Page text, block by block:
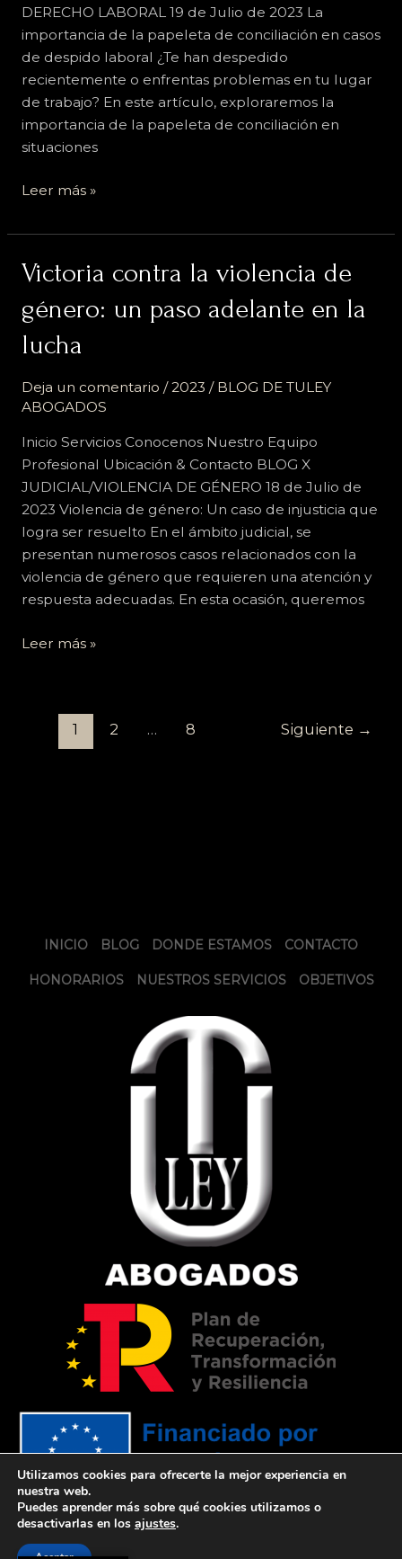
DERECHO LABORAL 19 de Julio de 2023 La
importancia de la papeleta de conciliación en casos
de despido laboral ¿Te han despedido
recientemente o enfrentas problemas en tu lugar
de trabajo? En este artículo, exploraremos la
importancia de la papeleta de conciliación en
situaciones
Leer más »
Victoria contra la violencia de
género: un paso adelante en la
lucha
Deja un comentario /2023 / BLOG DE TULEY
ABOGADOS
Inicio Servicios Conocenos Nuestro Equipo
Profesional Ubicación & Contacto BLOG X
JUDICIAL/VIOLENCIA DE GÉNERO 18 de Julio de
2023 Violencia de género: Un caso de injusticia que
logra ser resuelto En el ámbito judicial, se
presentan numerosos casos relacionados con la
violencia de género que requieren una atención y
respuesta adecuadas. En esta ocasión, queremos
Victoria
la
violencia
de
género:
un
adelante
en
la
lucha
Leer más »
1 2 … 8 Siguiente →
INICIO BLOG DONDE ESTAMOS CONTACTO
HONORARIOS NUESTROS SERVICIOS OBJETIVOS
Financiado por la Unión Europea –
NextGenerationEU
Utilizamos cookies para ofrecerte la mejor experiencia en
nuestra web.
Puedes aprender más sobre qué cookies utilizamos o
desactivarlas en los ajustes.